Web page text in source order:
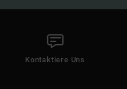
Kontaktiere Uns